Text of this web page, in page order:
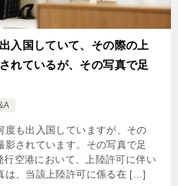
入国していて、その際の上
れているが、その写真で足
度も出入国していますが、その
影されています。その写真で足
空港において、上陸許可に伴い
は、当該上陸許可に係る在 […]